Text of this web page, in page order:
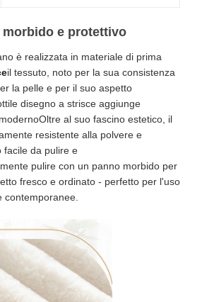
morbido e protettivo
è realizzata in materiale di prima
il tessuto, noto per la sua consistenza
la pelle e per il suo aspetto
disegno a strisce aggiunge
al suo fascino estetico, il
resistente alla polvere e
facile da pulire e
pulire con un panno morbido per
fresco e ordinato - perfetto per l'uso
contemporanee.